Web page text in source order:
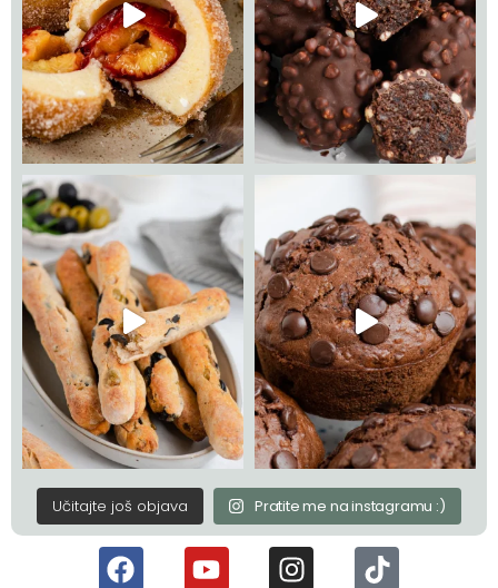
Učitajte još objava Pratite me na instagramu :)